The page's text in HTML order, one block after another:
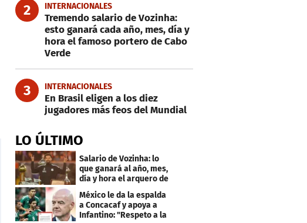
2 INTERNACIONALES
Tremendo salario de Vozinha:
esto ganará cada año, mes, día y
hora el famoso portero de Cabo
Verde
3 INTERNACIONALES
En Brasil eligen a los diez
jugadores más feos del Mundial
LO ÚLTIMO
Salario de Vozinha: lo
que ganará al año, mes,
día y hora el arquero de
Cabo Verde
México le da la espalda
a Concacaf y apoya a
Infantino: "Respeto a la